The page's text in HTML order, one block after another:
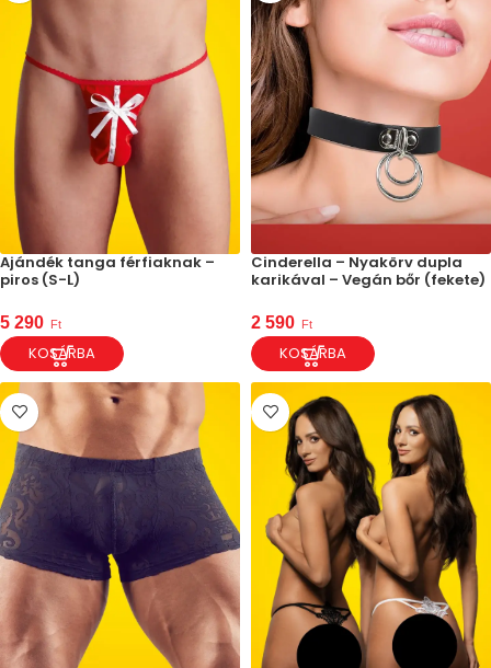
Ajándék tanga férfiaknak –
piros (S-L)
5 290 Ft
KOSÁRBA
Cinderella – Nyakörv dupla
karikával – Vegán bőr (fekete)
2 590 Ft
KOSÁRBA